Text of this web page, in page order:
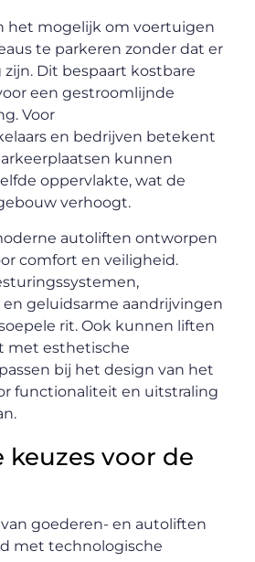
het mogelijk om voertuigen
te parkeren zonder dat er
Dit bespaart kostbare
een gestroomlijnde
Voor
en bedrijven betekent
kunnen
oppervlakte, wat de
verhoogt.
autoliften ontworpen
comfort en veiligheid.
en geluidsarme aandrijvingen
rit. Ook kunnen liften
met esthetische
bij het design van het
functionaliteit en uitstraling
keuzes voor de
goederen- en autoliften
met technologische